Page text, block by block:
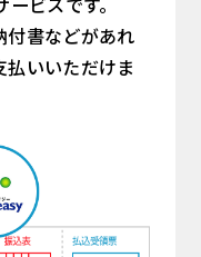
付書などがあれ
いいただけま